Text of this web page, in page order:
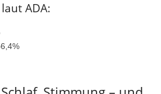
ADA: